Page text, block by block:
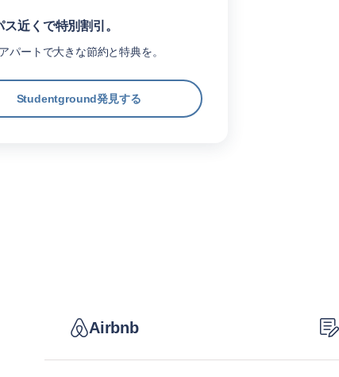
ス近くで特別割引。
パートで大きな節約と特典を。
Studentground発見する
Airbnb